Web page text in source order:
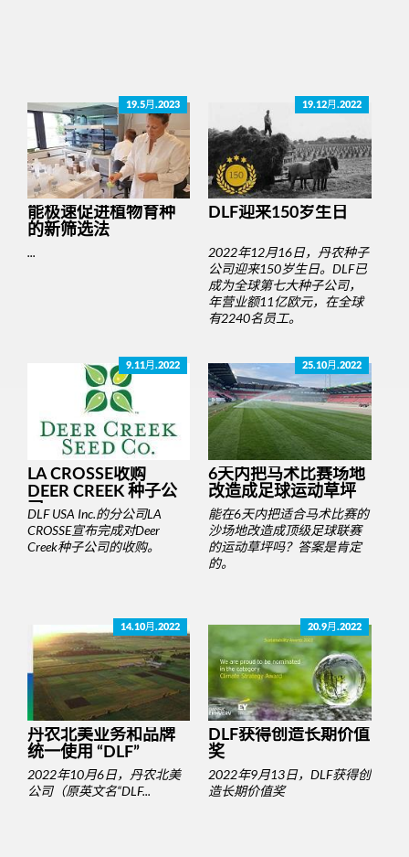
能极速促进植物育种
的新筛选法
...
19.5月.2023
DLF迎来150岁生日
2022年12月16日，丹农种子
公司迎来150岁生日。DLF已
成为全球第七大种子公司，
年营业额11亿欧元，在全球
有2240名员工。
19.12月.2022
LA CROSSE收购
DEER CREEK 种子公
司
DLF USA Inc.的分公司LA
CROSSE宣布完成对Deer
Creek种子公司的收购。
9.11月.2022
6天内把马术比赛场地
改造成足球运动草坪
能在6天内把适合马术比赛的
沙场地改造成顶级足球联赛
的运动草坪吗？答案是肯定
的。
25.10月.2022
丹农北美业务和品牌
统一使用 “DLF”
2022年10月6日，丹农北美
公司（原英文名“DLF...
14.10月.2022
DLF获得创造长期价值
奖
2022年9月13日，DLF获得创
造长期价值奖
20.9月.2022